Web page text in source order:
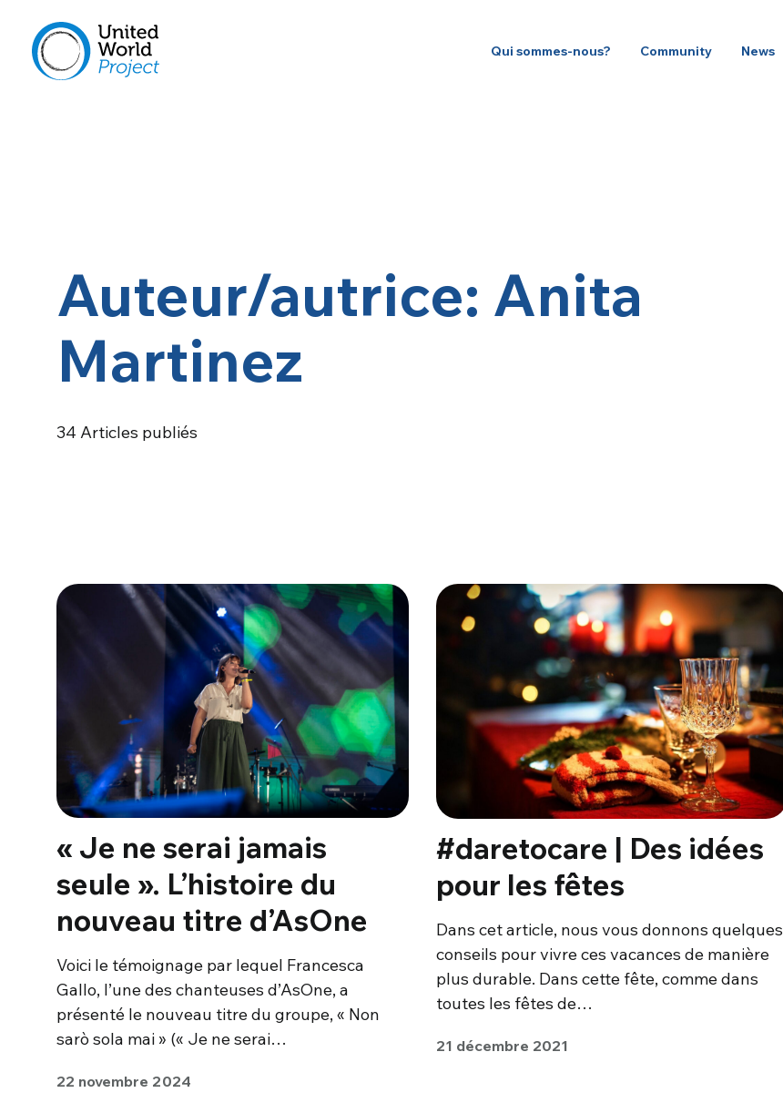
Qui sommes-nous? Community News
Auteur/autrice: Anita
Martinez
34 Articles publiés
« Je ne serai jamais
seule ». L’histoire du
nouveau titre d’AsOne
Voici le témoignage par lequel Francesca
Gallo, l’une des chanteuses d’AsOne, a
présenté le nouveau titre du groupe, « Non
sarò sola mai » (« Je ne serai…
22 novembre 2024
#daretocare | Des idées
pour les fêtes
Dans cet article, nous vous donnons quelques
conseils pour vivre ces vacances de manière
plus durable. Dans cette fête, comme dans
toutes les fêtes de…
21 décembre 2021